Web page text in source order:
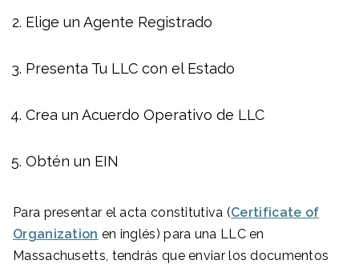
Elige un Agente Registrado
Presenta Tu LLC con el Estado
Crea un Acuerdo Operativo de LLC
Obtén un EIN
Para presentar el acta constitutiva (Certificate of
Organization en inglés) para una LLC en
Massachusetts, tendrás que enviar los documentos